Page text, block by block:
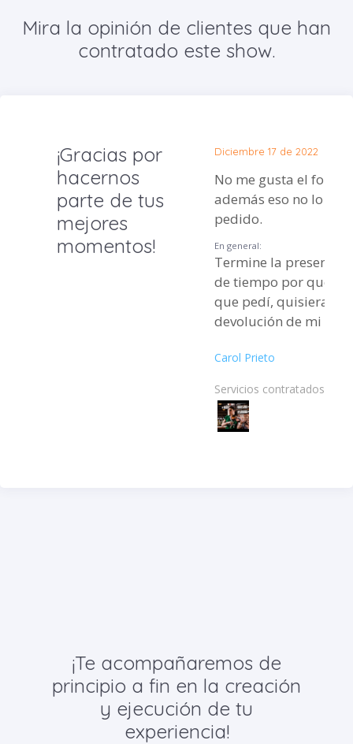
Mira la opinión de clientes que han
contratado este show.
¡Gracias por
hacernos
parte de tus
mejores
momentos!
Diciembre 17 de 2022
No me gusta el folk
además eso no lo
pedido.
En general:
Termine la
de tiempo por qué
que pedí, quisiera la
devolución de mi
Carol Prieto
Servicios contratados:
¡Te acompañaremos de
principio a fin en la creación
y ejecución de tu
experiencia!